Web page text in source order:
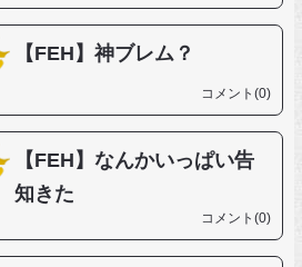
【FEH】神ブレム？
コメント(0)
【FEH】なんかいっぱい告
知きた
コメント(0)